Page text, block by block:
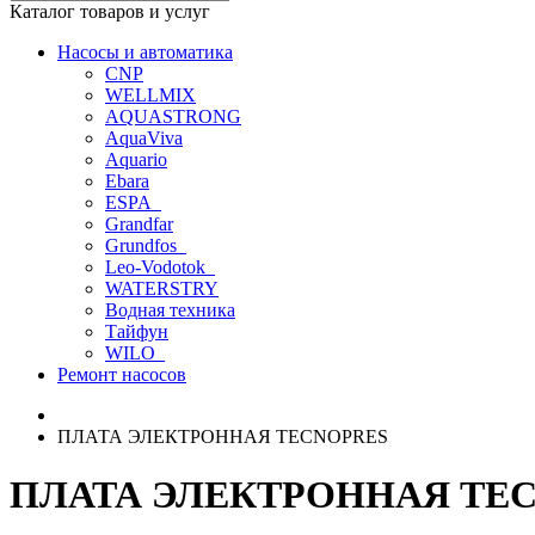
Каталог товаров и услуг
Насосы и автоматика
CNP
WELLMIX
AQUASTRONG
AquaViva
Aquario
Ebara
ESPA_
Grandfar
Grundfos_
Leo-Vodotok_
WATERSTRY
Водная техника
Тайфун
WILO_
Ремонт насосов
ПЛАТА ЭЛЕКТРОННАЯ TECNOPRES
ПЛАТА ЭЛЕКТРОННАЯ